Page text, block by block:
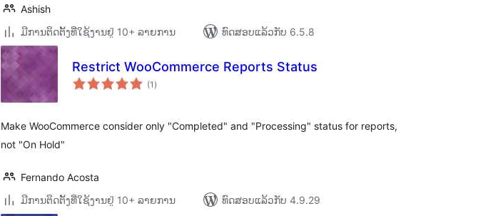
Ashish
ມີການຕິດຕັ້ງທີ່ໃຊ້ງານຢູ່ 10+ ລາຍການ
ທົດສອບແລ້ວກັບ 6.5.8
Restrict WooCommerce Reports Status
(1 ຄະແນນ
ທັງໝົດ
)
Make WooCommerce consider only "Completed" and "Processing" status for reports,
not "On Hold"
Fernando Acosta
ມີການຕິດຕັ້ງທີ່ໃຊ້ງານຢູ່ 10+ ລາຍການ
ທົດສອບແລ້ວກັບ 4.9.29